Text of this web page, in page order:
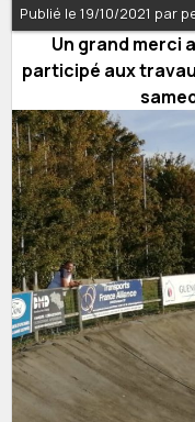
Publié le 19/10/2021 par
Un grand merci
participé aux